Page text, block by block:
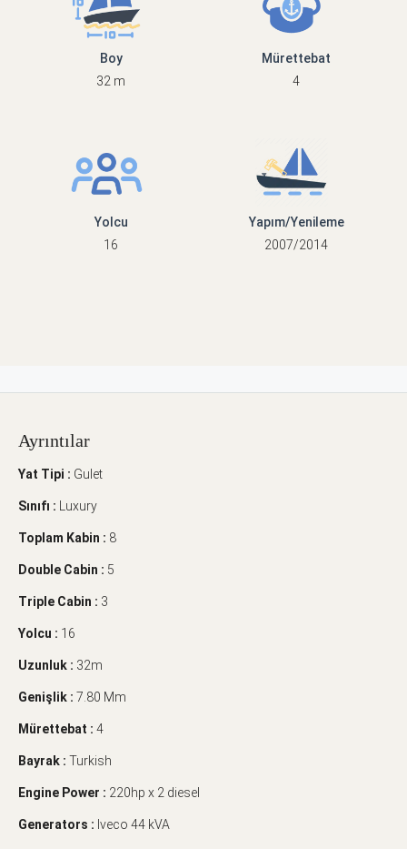
Boy
32 m
Mürettebat
4
Yolcu
16
Yapım/Yenileme
2007/2014
Ayrıntılar
Yat Tipi : Gulet
Sınıfı : Luxury
Toplam Kabin : 8
Double Cabin : 5
Triple Cabin : 3
Yolcu : 16
Uzunluk : 32m
Genişlik : 7.80 Mm
Mürettebat : 4
Bayrak : Turkish
Engine Power : 220hp x 2 diesel
Generators : Iveco 44 kVA